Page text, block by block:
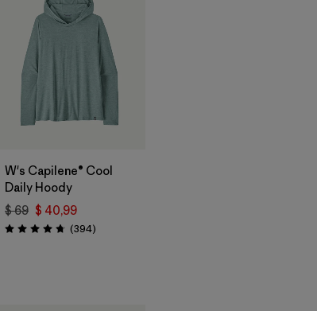
W's Capilene® Cool
Daily Hoody
$ 69 $ 40,99
Valoración: 4.7 / 5
(394Comentarios
)